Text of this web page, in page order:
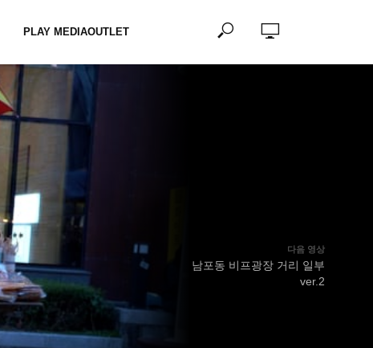
PLAY MEDIAOUTLET
다음 영상
남포동 비프광장 거리 일부
ver.2